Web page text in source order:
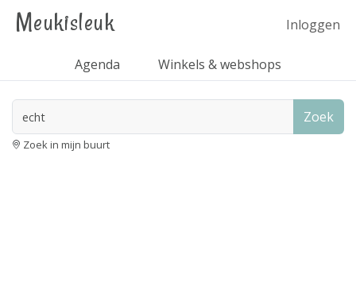
Meukisleuk Inloggen
Agenda Winkels & webshops
Zoek
Zoek in mijn buurt